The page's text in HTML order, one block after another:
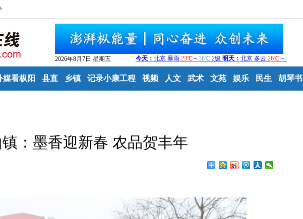
2026年8月7日 星期五
媒看枞阳 县直 乡镇 记录小康工程 视频 人文 武术 文苑 娱乐 民生 胡琴书
：墨香迎新春 农品贺丰年